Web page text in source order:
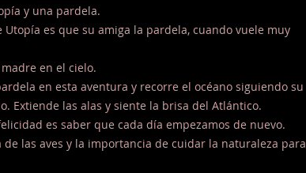
y una pardela.
Utopía es que su amiga la pardela, cuando vuele muy
en el cielo.
en esta aventura y recorre el océano siguiendo su
Extiende las alas y siente la brisa del Atlántico.
es saber que cada día empezamos de nuevo.
de las aves y la importancia de cuidar la naturaleza para